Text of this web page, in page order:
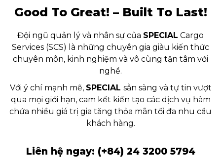
Good To Great! – Built To Last!
Đội ngũ quản lý và nhân sự của SPECIAL Cargo
Services (SCS) là những chuyên gia giàu kiến thức
chuyên môn, kinh nghiệm và vô cùng tận tâm với
nghề.
Với ý chí mạnh mẽ, SPECIAL sẵn sàng và tự tin vượt
qua mọi giới hạn, cam kết kiến tạo các dịch vụ hàm
chứa nhiều giá trị gia tăng thỏa mãn tối đa nhu cầu
khách hàng.
Liên hệ ngay: (+84) 24 3200 5794